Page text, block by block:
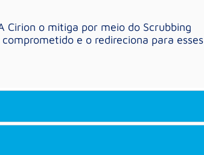
o mitiga por meio do Scrubbing
e o redireciona para esses